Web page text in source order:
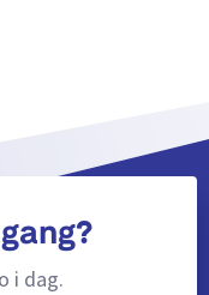
i dag.